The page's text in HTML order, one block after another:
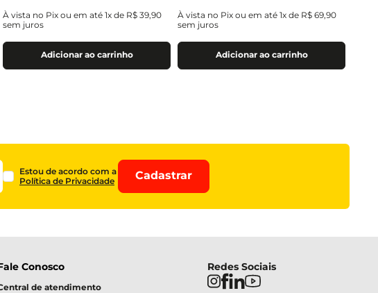
À vista no Pix ou em até 1x de R$ 39,90
sem juros
Adicionar ao carrinho
À vista no Pix ou em até 1x de R$ 69,90
sem juros
Adicionar ao carrinho
Estou de acordo com a
Política de Privacidade
Cadastrar
Conosco
de atendimento
Redes Sociais